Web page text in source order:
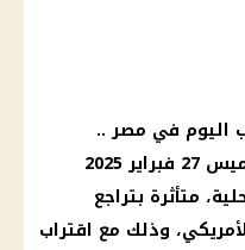
اليوم في مصر..
فبراير 2025
متأثرة بتراجع
، وذلك مع اقتراب